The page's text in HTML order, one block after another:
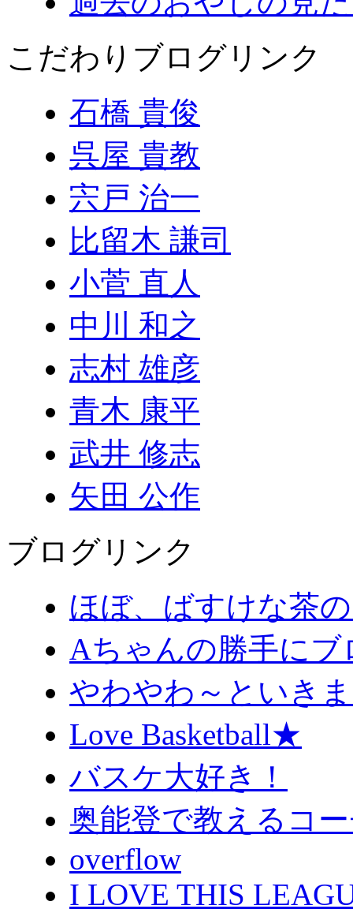
こだわりブログリンク
石橋 貴俊
呉屋 貴教
宍戸 治一
比留木 謙司
小菅 直人
中川 和之
志村 雄彦
青木 康平
武井 修志
矢田 公作
ブログリンク
ほぼ、ばすけな茶
Aちゃんの勝手にブ
やわやわ～といき
Love Basketball★
バスケ大好き！
奥能登で教えるコ
overflow
I LOVE THIS